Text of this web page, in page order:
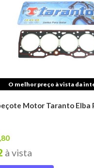
O melhor preço à vista da
Motor Taranto Elba
à vista